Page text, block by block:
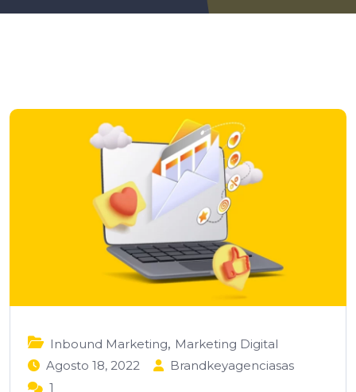
Inbound Marketing, Marketing Digital
Agosto 18, 2022
Brandkeyagenciasas
1